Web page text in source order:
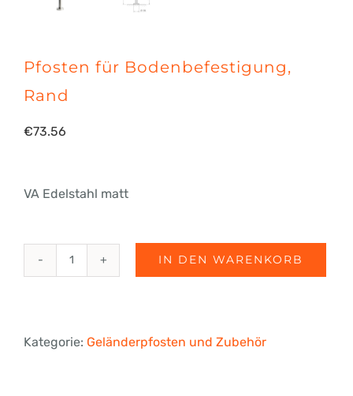
Pfosten für Bodenbefestigung,
Rand
€73.56
VA Edelstahl matt
Pfosten
IN DEN WARENKORB
Kategorie: Geländerpfosten und Zubehör